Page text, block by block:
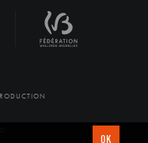
OK